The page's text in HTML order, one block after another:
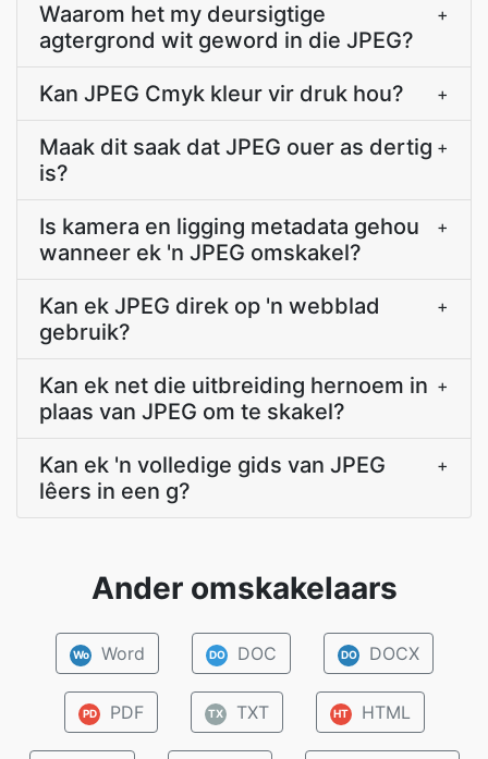
Waarom het my deursigtige
agtergrond wit geword in die JPEG?
+
Kan JPEG Cmyk kleur vir druk hou? +
Maak dit saak dat JPEG ouer as dertig
is?
+
Is kamera en ligging metadata gehou
wanneer ek 'n JPEG omskakel?
+
Kan ek JPEG direk op 'n webblad
gebruik?
+
Kan ek net die uitbreiding hernoem in
plaas van JPEG om te skakel?
+
Kan ek 'n volledige gids van JPEG
lêers in een g?
+
Ander omskakelaars
Wo Word DO DOC DO DOCX
PD PDF TX TXT HT HTML